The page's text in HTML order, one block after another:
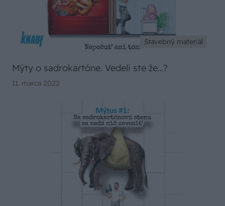
Stavebný materiál
Mýty o sadrokartóne. Vedeli ste že…?
11. marca 2022